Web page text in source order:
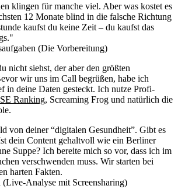
klingen für manche viel. Aber was kostet es
12 Monate blind in die falsche Richtung
kaufst du keine Zeit – du kaufst das
(Die Vorbereitung)
nicht siehst, der aber den größten
wir uns im Call begrüßen, habe ich
in deine Daten gesteckt. Ich nutze Profi-
SE Ranking, Screaming Frog und natürlich die
von deiner “digitalen Gesundheit”. Gibt es
dein Content gehaltvoll wie ein Berliner
Suppe? Ich bereite mich so vor, dass ich im
verschwenden muss. Wir starten bei
harten Fakten.
(Live-Analyse mit Screensharing)